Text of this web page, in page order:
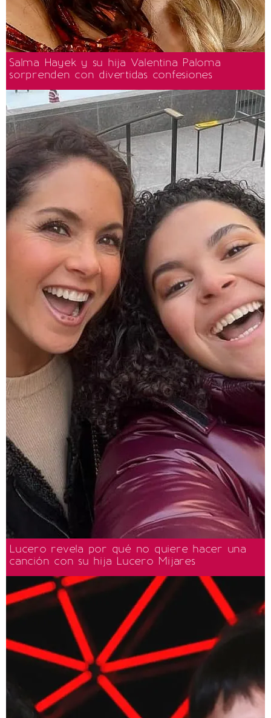
Salma Hayek y su hija Valentina Paloma
sorprenden con divertidas confesiones
Lucero revela por qué no quiere hacer una
canción con su hija Lucero Mijares